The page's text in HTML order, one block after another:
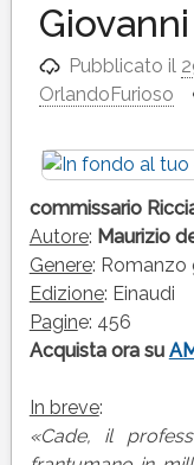
Giovanni
Pubblicato il
OrlandoFurioso
commissario
Autore: Maurizio
Genere: Romanzo
Edizione: Einaudi
Pagine: 456
Acquista ora su
In breve:
«Cade, il